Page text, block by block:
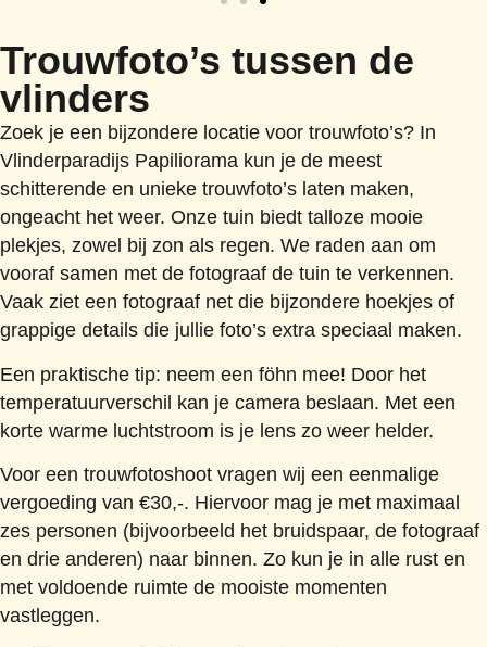
Trouwfoto’s tussen de
vlinders
Zoek je een bijzondere locatie voor trouwfoto’s? In
Vlinderparadijs Papiliorama kun je de meest
schitterende en unieke trouwfoto’s laten maken,
ongeacht het weer. Onze tuin biedt talloze mooie
plekjes, zowel bij zon als regen. We raden aan om
vooraf samen met de fotograaf de tuin te verkennen.
Vaak ziet een fotograaf net die bijzondere hoekjes of
grappige details die jullie foto’s extra speciaal maken.
Een praktische tip: neem een föhn mee! Door het
temperatuurverschil kan je camera beslaan. Met een
korte warme luchtstroom is je lens zo weer helder.
Voor een trouwfotoshoot vragen wij een eenmalige
vergoeding van €30,-. Hiervoor mag je met maximaal
zes personen (bijvoorbeeld het bruidspaar, de fotograaf
en drie anderen) naar binnen. Zo kun je in alle rust en
met voldoende ruimte de mooiste momenten
vastleggen.